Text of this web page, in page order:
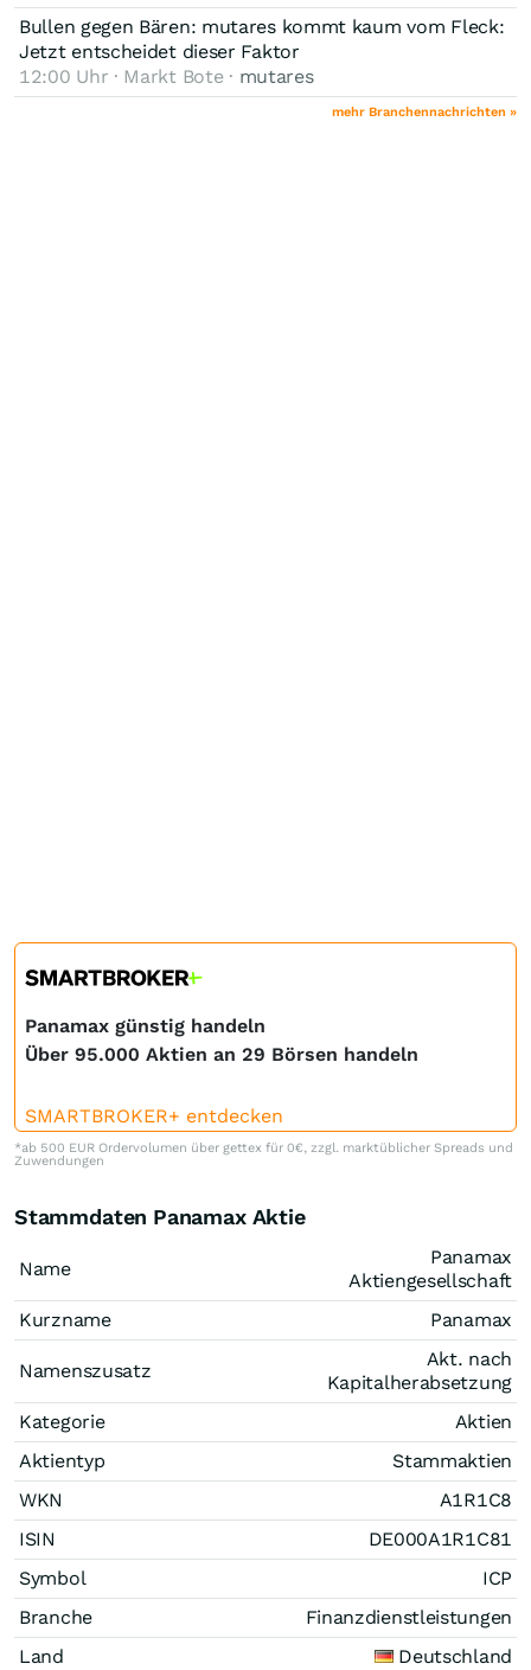
Bullen gegen Bären: mutares kommt kaum vom Fleck:
Jetzt entscheidet dieser Faktor
12:00 Uhr · Markt Bote · mutares
mehr Branchennachrichten »
Panamax günstig handeln
Über 95.000 Aktien an 29 Börsen handeln
SMARTBROKER+ entdecken
*ab 500 EUR Ordervolumen über gettex für 0€, zzgl. marktüblicher Spreads und
Zuwendungen
Stammdaten Panamax Aktie
Name
Panamax
Aktiengesellschaft
Kurzname
Panamax
Namenszusatz
Akt. nach
Kapitalherabsetzung
Kategorie
Aktien
Aktientyp
Stammaktien
WKN
A1R1C8
ISIN
DE000A1R1C81
Symbol
ICP
Branche
Finanzdienstleistungen
Land
Deutschland